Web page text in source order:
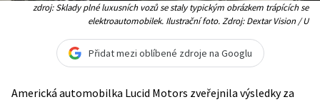
zdroj: Sklady plné luxusních vozů se staly typickým obrázkem trápících se
elektroautomobilek. Ilustrační foto. Zdroj: Dextar Vision / U
Přidat mezi oblíbené zdroje na Googlu
Americká automobilka Lucid Motors zveřejnila výsledky za